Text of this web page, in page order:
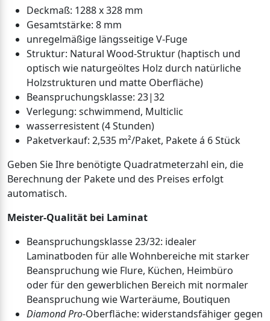
Deckmaß: 1288 x 328 mm
Gesamtstärke: 8 mm
unregelmäßige längsseitige V-Fuge
Struktur: Natural Wood-Struktur (haptisch und
optisch wie naturgeöltes Holz durch natürliche
Holzstrukturen und matte Oberfläche)
Beanspruchungsklasse: 23|32
Verlegung: schwimmend, Multiclic
wasserresistent (4 Stunden)
Paketverkauf: 2,535 m²/Paket, Pakete á 6 Stück
Geben Sie Ihre benötigte Quadratmeterzahl ein, die
Berechnung der Pakete und des Preises erfolgt
automatisch.
Meister-Qualität bei Laminat
Beanspruchungsklasse 23/32: idealer
Laminatboden für alle Wohnbereiche mit starker
Beanspruchung wie Flure, Küchen, Heimbüro
oder für den gewerblichen Bereich mit normaler
Beanspruchung wie Warteräume, Boutiquen
Diamond Pro-Oberfläche: widerstandsfähiger gegen